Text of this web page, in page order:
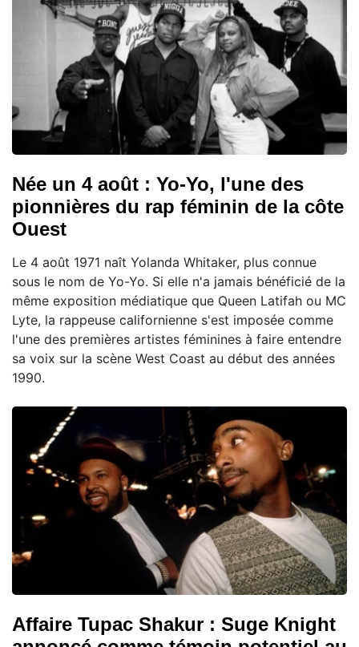
Née un 4 août : Yo-Yo, l'une des
pionnières du rap féminin de la côte
Ouest
Le 4 août 1971 naît Yolanda Whitaker, plus connue
sous le nom de Yo-Yo. Si elle n'a jamais bénéficié de la
même exposition médiatique que Queen Latifah ou MC
Lyte, la rappeuse californienne s'est imposée comme
l'une des premières artistes féminines à faire entendre
sa voix sur la scène West Coast au début des années
1990.
Affaire Tupac Shakur : Suge Knight